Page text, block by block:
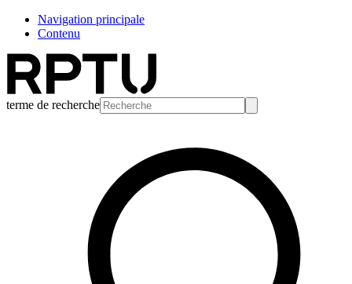
Navigation principale
Contenu
terme de recherche